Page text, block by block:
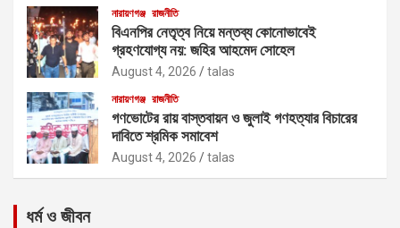
নারায়ণগঞ্জ রাজনীতি
বিএনপির নেতৃত্ব নিয়ে মন্তব্য কোনোভাবেই
গ্রহণযোগ্য নয়: জহির আহমেদ সোহেল
August 4, 2026 talas
নারায়ণগঞ্জ রাজনীতি
গণভোটের রায় বাস্তবায়ন ও জুলাই গণহত্যার বিচারের
দাবিতে শ্রমিক সমাবেশ
August 4, 2026 talas
ধর্ম ও জীবন